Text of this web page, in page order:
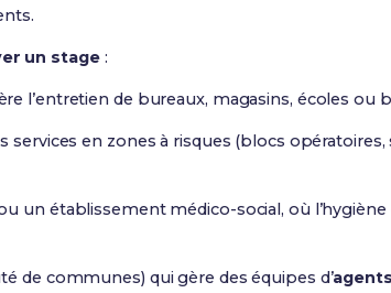
un stage:
l’entretien de bureaux, magasins, écoles ou
services en zones à risques (blocs
un établissement médico-social, où
de communes) qui gère des équipes d’